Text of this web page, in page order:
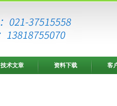
技术文章 资料下载 客